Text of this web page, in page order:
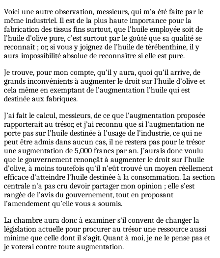
Voici une autre observation, messieurs, qui m’a été faite par le
même industriel. Il est de la plus haute importance pour la
fabrication des tissus fins surtout, que l’huile employée soit de
l’huile d’olive pure, c’est surtout par le goûté que sa qualité se
reconnaît ; or, si vous y joignez de l’huile de térébenthine, il y
aura impossibilité absolue de reconnaître si elle est pure.
Je trouve, pour mon compte, qu’il y aura, quoi qu’il arrive, de
grands inconvénients à augmenter le droit sur l’huile d’olive et
cela même en exemptant de l’augmentation l’huile qui est
destinée aux fabriques.
J’ai fait le calcul, messieurs, de ce que l’augmentation proposée
rapporterait au trésor, et j’ai reconnu que si l’augmentation ne
porte pas sur l’huile destinée à l’usage de l’industrie, ce qui ne
peut être admis dans aucun cas, il ne restera pas pour le trésor
une augmentation de 5,000 francs par an. J’aurais donc voulu
que le gouvernement renonçât à augmenter le droit sur l’huile
d’olive, à moins toutefois qu’il n’eût trouvé un moyen réellement
efficace d’atteindre l’huile destinée à la consommation. La section
centrale n’a pas cru devoir partager mon opinion ; elle s’est
rangée de l’avis du gouvernement, tout en proposant
l’amendement qu’elle vous a soumis.
La chambre aura donc à examiner s’il convent de changer la
législation actuelle pour procurer au trésor une ressource aussi
minime que celle dont il s'agit. Quant à moi, je ne le pense pas et
je voterai contre toute augmentation.